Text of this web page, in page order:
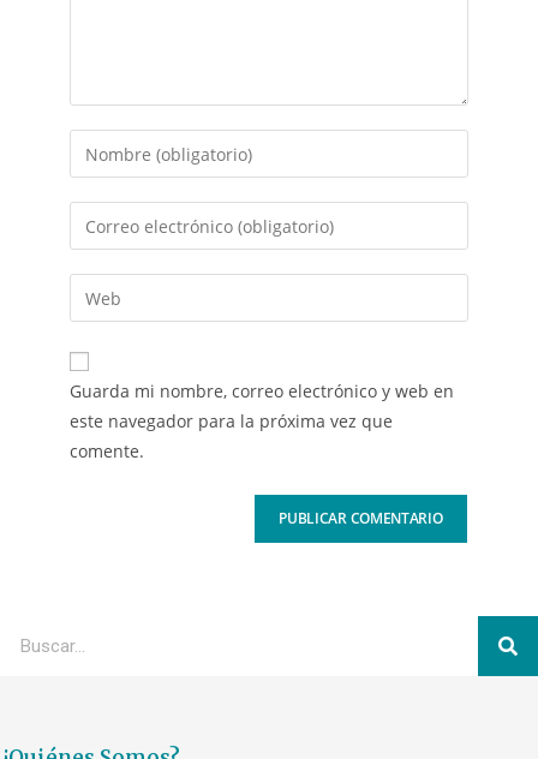
Guarda mi nombre, correo electrónico y web en
este navegador para la próxima vez que
comente.